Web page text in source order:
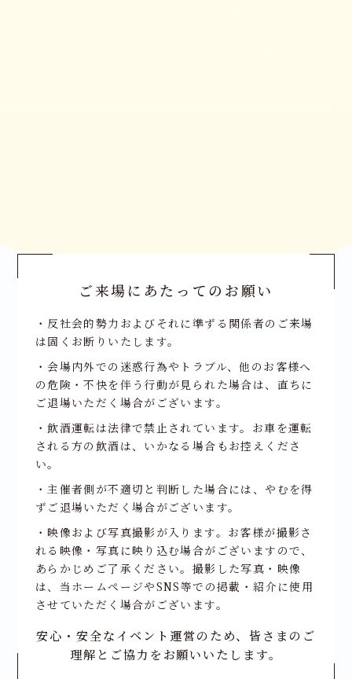
ご来場にあたってのお願い
・反社会的勢力およびそれに準ずる関係者のご来場
は固くお断りいたします。
・会場内外での迷惑行為やトラブル、他のお客様へ
の危険・不快を伴う行動が見られた場合は、直ちに
ご退場いただく場合がございます。
・飲酒運転は法律で禁止されています。お車を運転
される方の飲酒は、いかなる場合もお控えくださ
い。
・主催者側が不適切と判断した場合には、やむを得
ずご退場いただく場合がございます。
・映像および写真撮影が入ります。お客様が撮影さ
れる映像・写真に映り込む場合がございますので、
あらかじめご了承ください。撮影した写真・映像
は、当ホームページやSNS等での掲載・紹介に使用
させていただく場合がございます。
安心・安全なイベント運営のため、皆さまのご
理解とご協力をお願いいたします。